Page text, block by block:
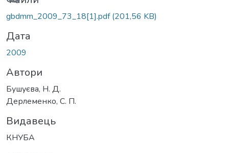
gbdmm_2009_73_18[1].pdf(201,56 KB)
Дата
2009
Автори
Бушуєва, Н. Д.
Дерлеменко, С. П.
Видавець
КНУБА